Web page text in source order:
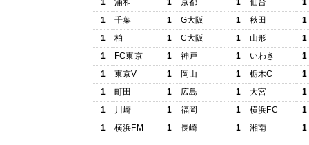
1
浦和 1
京都
1
千葉 1
G大阪
1
柏 1
C大阪
1
FC東京 1
神戸
1
東京V 1
岡山
1
町田 1
広島
1
川崎 1
福岡
1
横浜FM 1 長崎
1
仙台
1
1
秋田
1
1
山形
1
1
いわき
1
1
栃木C
1
1
大宮
1
1
横浜FC
1
1
湘南 1